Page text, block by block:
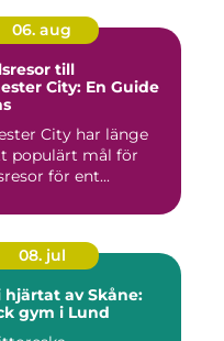
06. aug
till
City: En Guide
City har länge
populärt mål för
för ent...
08. jul
hjärtat av Skåne:
gym i Lund